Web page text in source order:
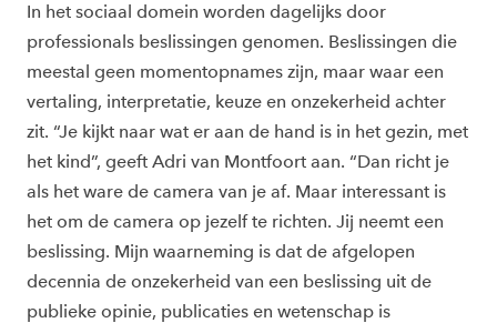
In het sociaal domein worden dagelijks door
professionals beslissingen genomen. Beslissingen die
meestal geen momentopnames zijn, maar waar een
vertaling, interpretatie, keuze en onzekerheid achter
zit. “Je kijkt naar wat er aan de hand is in het gezin, met
het kind”, geeft Adri van Montfoort aan. “Dan richt je
als het ware de camera van je af. Maar interessant is
het om de camera op jezelf te richten. Jij neemt een
beslissing. Mijn waarneming is dat de afgelopen
decennia de onzekerheid van een beslissing uit de
publieke opinie, publicaties en wetenschap is